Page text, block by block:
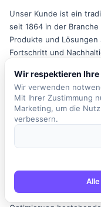
Unser Kunde ist ein
seit 1864 in der
Produkte und
Fortschritt und
zur Weiterentwicklung
der Abteilung IT im
nächstmöglichen
dieser Rolle sind Sie
Berechtigungen und
Einspielen von Patches
Implementierung von
Customizing mit
durch und setzen SAP-
Wir respektieren
Wir verwenden
Mit Ihrer Zustimmung
Marketing, um die
verbessern.